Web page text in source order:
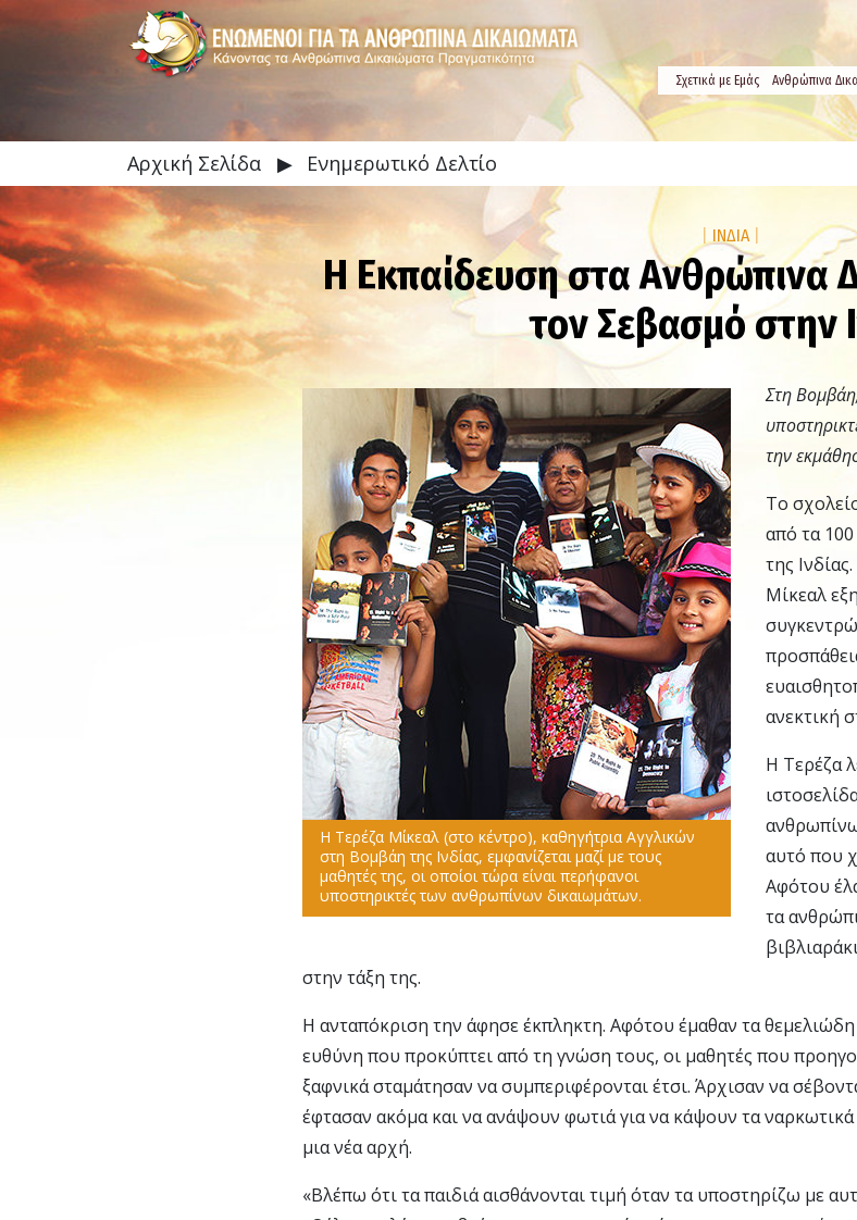
Σχετικά µε Εμάς Ανθρώπινα
Αρχική Σελίδα ▶ Ενημερωτικό Δελτίο
ΙΝΔΙΑ
Η Εκπαίδευση στα Ανθρώπινα
τον Σεβασμό στην
Η Τερέζα Μίκεαλ (στο κέντρο), καθηγήτρια Αγγλικών
στη Βομβάη της Ινδίας, εμφανίζεται μαζί με τους
μαθητές της, οι οποίοι τώρα είναι περήφανοι
υποστηρικτές των ανθρωπίνων δικαιωμάτων.
Στη
την
Το
από τα
της
Μίκεαλ
ανεκτική
Η Τερέζα
αυτό που
Αφότου
τα
στην τάξη της.
Η ανταπόκριση την άφησε έκπληκτη. Αφότου έμαθαν τα
ευθύνη που προκύπτει από τη γνώση τους, οι μαθητές που
ξαφνικά σταμάτησαν να συμπεριφέρονται έτσι. Άρχισαν να
έφτασαν ακόμα και να ανάψουν φωτιά για να κάψουν τα
μια νέα αρχή.
«Βλέπω ότι τα παιδιά αισθάνονται τιμή όταν τα υποστηρίζω με